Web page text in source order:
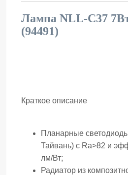
Лампа NLL-C37
(94491)
Краткое описание
Планарные
Тайвань) с Ra>82 и
лм/Вт;
Радиатор из